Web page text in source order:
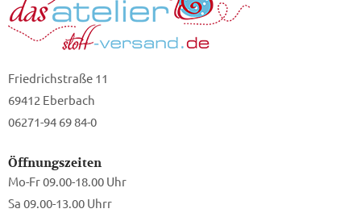
Friedrichstraße 11
69412 Eberbach
06271-94 69 84-0
Öffnungszeiten
Mo-Fr 09.00-18.00 Uhr
Sa 09.00-13.00 Uhrr